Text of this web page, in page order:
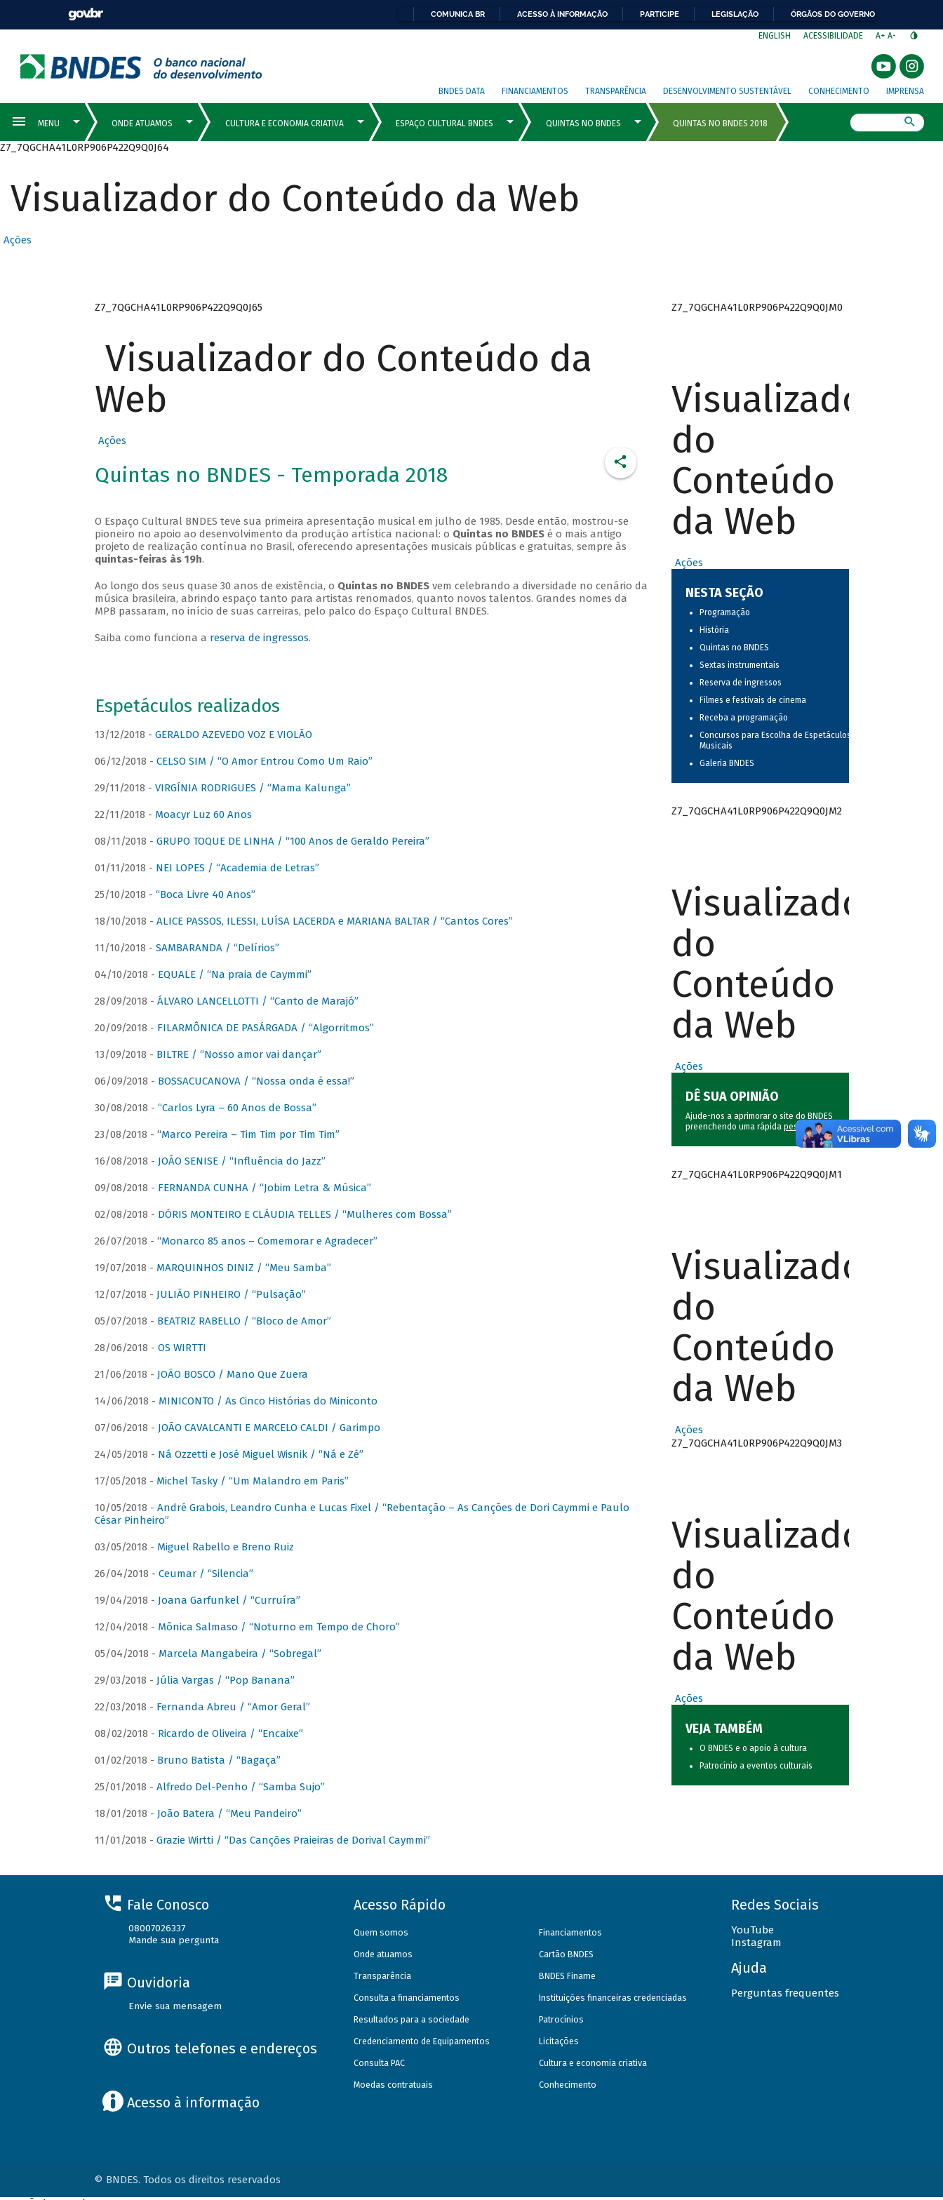
COMUNICA BR ACESSO À INFORMAÇÃO PARTICIPE LEGISLAÇÃO ÓRGÃOS DO GOVERNO
ENGLISH ACESSIBILIDADE A+ A-
BNDES DATA FINANCIAMENTOS TRANSPARÊNCIA DESENVOLVIMENTO SUSTENTÁVEL CONHECIMENTO IMPRENSA
Z7_7QGCHA41L0RP906P422Q9Q0J64
Visualizador do Conteúdo da Web
Ações
Z7_7QGCHA41L0RP906P422Q9Q0J65
Visualizador do Conteúdo da
Web
Ações
Quintas no BNDES - Temporada 2018
O Espaço Cultural BNDES teve sua primeira apresentação musical em julho de 1985. Desde então, mostrou-se
pioneiro no apoio ao desenvolvimento da produção artística nacional: o Quintas no BNDESé o mais antigo
projeto de realização contínua no Brasil, oferecendo apresentações musicais públicas e gratuitas, sempre às
quintas-feiras às 19h.
Ao longo dos seus quase 30 anos de existência, o Quintas no BNDESvem celebrando a diversidade no cenário da
música brasileira, abrindo espaço tanto para artistas renomados, quanto novos talentos. Grandes nomes da
MPB passaram, no início de suas carreiras, pelo palco do Espaço Cultural BNDES.
Saiba como funciona a reserva de ingressos.
Espetáculos realizados
13/12/2018 - GERALDO AZEVEDO VOZ E VIOLÃO
06/12/2018 - CELSO SIM / “O Amor Entrou Como Um Raio”
29/11/2018 - VIRGÍNIA RODRIGUES / “Mama Kalunga”
22/11/2018 - Moacyr Luz 60 Anos
08/11/2018 - GRUPO TOQUE DE LINHA / “100 Anos de Geraldo Pereira”
01/11/2018 - NEI LOPES / “Academia de Letras”
25/10/2018 - “Boca Livre 40 Anos”
18/10/2018 - ALICE PASSOS, ILESSI, LUÍSA LACERDA e MARIANA BALTAR / “Cantos Cores”
11/10/2018 - SAMBARANDA / “Delírios”
04/10/2018 - EQUALE / “Na praia de Caymmi”
28/09/2018 - ÁLVARO LANCELLOTTI / “Canto de Marajó”
20/09/2018 - FILARMÔNICA DE PASÁRGADA / “Algorritmos”
13/09/2018 - BILTRE / “Nosso amor vai dançar”
06/09/2018 - BOSSACUCANOVA / “Nossa onda é essa!”
30/08/2018 - “Carlos Lyra – 60 Anos de Bossa”
23/08/2018 - “Marco Pereira – Tim Tim por Tim Tim”
16/08/2018 - JOÃO SENISE / “Influência do Jazz”
09/08/2018 - FERNANDA CUNHA / “Jobim Letra & Música”
02/08/2018 - DÓRIS MONTEIRO E CLÁUDIA TELLES / “Mulheres com Bossa”
26/07/2018 - “Monarco 85 anos – Comemorar e Agradecer”
19/07/2018 - MARQUINHOS DINIZ / “Meu Samba”
12/07/2018 - JULIÃO PINHEIRO / “Pulsação”
05/07/2018 - BEATRIZ RABELLO / “Bloco de Amor”
28/06/2018 - OS WIRTTI
21/06/2018 - JOÃO BOSCO / Mano Que Zuera
14/06/2018 - MINICONTO / As Cinco Histórias do Miniconto
07/06/2018 - JOÃO CAVALCANTI E MARCELO CALDI / Garimpo
24/05/2018 - Ná Ozzetti e José Miguel Wisnik / “Ná e Zé”
17/05/2018 - Michel Tasky / “Um Malandro em Paris”
10/05/2018 - André Grabois, Leandro Cunha e Lucas Fixel / “Rebentação – As Canções de Dori Caymmi e Paulo
César Pinheiro”
03/05/2018 - Miguel Rabello e Breno Ruiz
26/04/2018 - Ceumar / “Silencia”
19/04/2018 - Joana Garfunkel / “Curruíra”
12/04/2018 - Mônica Salmaso / “Noturno em Tempo de Choro”
05/04/2018 - Marcela Mangabeira / “Sobregal”
29/03/2018 - Júlia Vargas / “Pop Banana”
22/03/2018 - Fernanda Abreu / “Amor Geral”
08/02/2018 - Ricardo de Oliveira / “Encaixe”
01/02/2018 - Bruno Batista / “Bagaça”
25/01/2018 - Alfredo Del-Penho / “Samba Sujo”
18/01/2018 - João Batera / “Meu Pandeiro”
11/01/2018 - Grazie Wirtti / “Das Canções Praieiras de Dorival Caymmi”
Z7_7QGCHA41L0RP906P422Q9Q0JM0
Visualizador
do
Conteúdo
da Web
Ações
NESTA SEÇÃO
Programação
História
Quintas no BNDES
Sextas instrumentais
Reserva de ingressos
Filmes e festivais de cinema
Receba a programação
Concursos para Escolha de Espetáculos
Musicais
Galeria BNDES
Z7_7QGCHA41L0RP906P422Q9Q0JM2
Visualizador
do
Conteúdo
da Web
Ações
DÊ SUA OPINIÃO
Ajude-nos a aprimorar o site do BNDES
preenchendo uma rápida pesquisa.
Z7_7QGCHA41L0RP906P422Q9Q0JM1
Visualizador
do
Conteúdo
da Web
Ações
Z7_7QGCHA41L0RP906P422Q9Q0JM3
Visualizador
do
Conteúdo
da Web
Ações
VEJA TAMBÉM
O BNDES e o apoio à cultura
Patrocínio a eventos culturais
Fale Conosco
08007026337
Mande sua pergunta
Ouvidoria
Envie sua mensagem
Outros telefones e endereços
Acesso à informação
Acesso Rápido
Quem somos
Onde atuamos
Transparência
Consulta a financiamentos
Resultados para a sociedade
Credenciamento de Equipamentos
Consulta PAC
Moedas contratuais
Financiamentos
Cartão BNDES
BNDES Finame
Instituições financeiras credenciadas
Patrocínios
Licitações
Cultura e economia criativa
Conhecimento
Redes Sociais
YouTube
Instagram
Ajuda
Perguntas frequentes
© BNDES. Todos os direitos reservados